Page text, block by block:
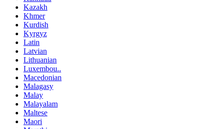
Kazakh
Khmer
Kurdish
Kyrgyz
Latin
Latvian
Lithuanian
Luxembou..
Macedonian
Malagasy
Malay
Malayalam
Maltese
Maori